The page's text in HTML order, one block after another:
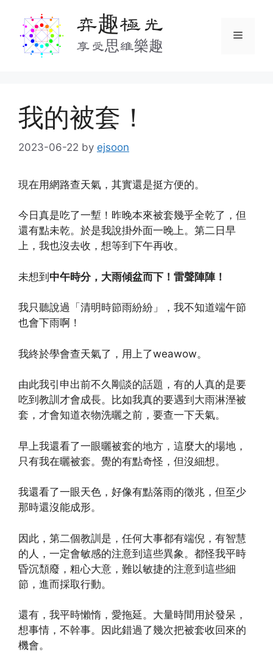
content
弈趣極光
享受思維樂趣
Menu
我的被套！
2023-06-22 by ejsoon
現在用網路查天氣，其實還是挺方便的。
今日真是吃了一塹！昨晚本來被套幾乎全乾了，但
還有點未乾。於是我說掛外面一晚上。第二日早
上，我也沒去收，想等到下午再收。
未想到中午時分，大雨傾盆而下！雷聲陣陣！
我只聽說過「清明時節雨紛紛」，我不知道端午節
也會下雨啊！
我終於學會查天氣了，用上了weawow。
由此我引申出前不久剛談的話題，有的人真的是要
吃到教訓才會成長。比如我真的要遇到大雨淋溼被
套，才會知道衣物洗曬之前，要查一下天氣。
早上我還看了一眼曬被套的地方，這麼大的場地，
只有我在曬被套。覺的有點奇怪，但沒細想。
我還看了一眼天色，好像有點落雨的徵兆，但至少
那時還沒能成形。
因此，第二個教訓是，任何大事都有端倪，有智慧
的人，一定會敏感的注意到這些異象。都怪我平時
昏沉頹廢，粗心大意，難以敏捷的注意到這些細
節，進而採取行動。
還有，我平時懶惰，愛拖延。大量時間用於發呆，
想事情，不幹事。因此錯過了幾次把被套收回來的
機會。